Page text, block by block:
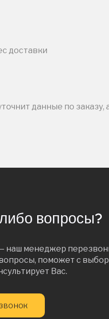
доставки
данные по заказу,
вопросы?
наш менеджер
поможет с
Вас.